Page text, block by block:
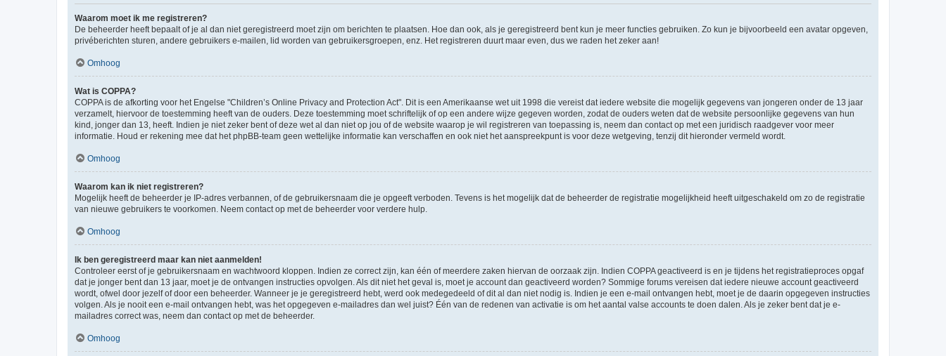
Waarom moet ik me registreren?
De beheerder heeft bepaalt of je al dan niet geregistreerd moet zijn om berichten te plaatsen. Hoe dan ook, als je geregistreerd bent kun je meer functies gebruiken. Zo kun je bijvoorbeeld een avatar opgeven,
privéberichten sturen, andere gebruikers e-mailen, lid worden van gebruikersgroepen, enz. Het registreren duurt maar even, dus we raden het zeker aan!
Omhoog
Wat is COPPA?
COPPA is de afkorting voor het Engelse "Children’s Online Privacy and Protection Act". Dit is een Amerikaanse wet uit 1998 die vereist dat iedere website die mogelijk gegevens van jongeren onder de 13 jaar
verzamelt, hiervoor de toestemming heeft van de ouders. Deze toestemming moet schriftelijk of op een andere wijze gegeven worden, zodat de ouders weten dat de website persoonlijke gegevens van hun
kind, jonger dan 13, heeft. Indien je niet zeker bent of deze wet al dan niet op jou of de website waarop je wil registreren van toepassing is, neem dan contact op met een juridisch raadgever voor meer
informatie. Houd er rekening mee dat het phpBB-team geen wettelijke informatie kan verschaffen en ook niet het aanspreekpunt is voor deze wetgeving, tenzij dit hieronder vermeld wordt.
Omhoog
Waarom kan ik niet registreren?
Mogelijk heeft de beheerder je IP-adres verbannen, of de gebruikersnaam die je opgeeft verboden. Tevens is het mogelijk dat de beheerder de registratie mogelijkheid heeft uitgeschakeld om zo de registratie
van nieuwe gebruikers te voorkomen. Neem contact op met de beheerder voor verdere hulp.
Omhoog
Ik ben geregistreerd maar kan niet aanmelden!
Controleer eerst of je gebruikersnaam en wachtwoord kloppen. Indien ze correct zijn, kan één of meerdere zaken hiervan de oorzaak zijn. Indien COPPA geactiveerd is en je tijdens het registratieproces opgaf
dat je jonger bent dan 13 jaar, moet je de ontvangen instructies opvolgen. Als dit niet het geval is, moet je account dan geactiveerd worden? Sommige forums vereisen dat iedere nieuwe account geactiveerd
wordt, ofwel door jezelf of door een beheerder. Wanneer je je geregistreerd hebt, werd ook medegedeeld of dit al dan niet nodig is. Indien je een e-mail ontvangen hebt, moet je de daarin opgegeven instructies
volgen. Als je nooit een e-mail ontvangen hebt, was het opgegeven e-mailadres dan wel juist? Één van de redenen van activatie is om het aantal valse accounts te doen dalen. Als je zeker bent dat je e-
mailadres correct was, neem dan contact op met de beheerder.
Omhoog